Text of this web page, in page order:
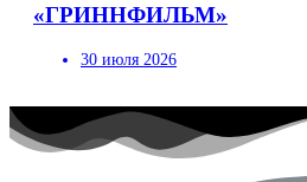
«ГРИННФИЛЬМ»
30 июля 2026